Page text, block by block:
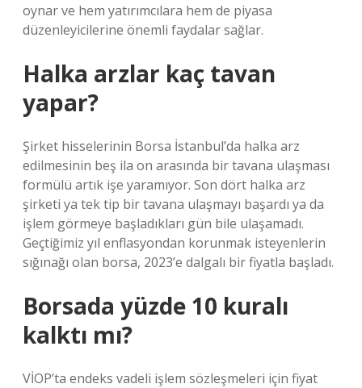
oynar ve hem yatırımcılara hem de piyasa
düzenleyicilerine önemli faydalar sağlar.
Halka arzlar kaç tavan
yapar?
Şirket hisselerinin Borsa İstanbul’da halka arz
edilmesinin beş ila on arasında bir tavana ulaşması
formülü artık işe yaramıyor. Son dört halka arz
şirketi ya tek tip bir tavana ulaşmayı başardı ya da
işlem görmeye başladıkları gün bile ulaşamadı.
Geçtiğimiz yıl enflasyondan korunmak isteyenlerin
sığınağı olan borsa, 2023’e dalgalı bir fiyatla başladı.
Borsada yüzde 10 kuralı
kalktı mı?
VİOP’ta endeks vadeli işlem sözleşmeleri için fiyat